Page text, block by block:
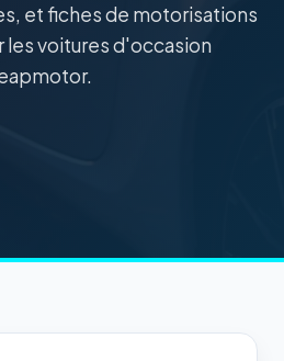
et fiches de motorisations
les voitures d'occasion